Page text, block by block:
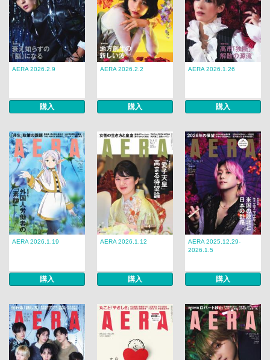
AERA 2026.2.9
購入
AERA 2026.2.2
購入
AERA 2026.1.26
購入
AERA 2026.1.19
購入
AERA 2026.1.12
購入
AERA 2025.12.29-
2026.1.5
購入